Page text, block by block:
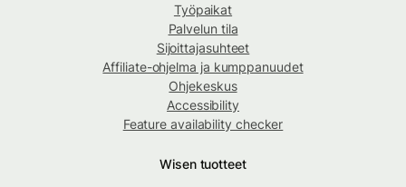
Työpaikat
Palvelun tila
Sijoittajasuhteet
Affiliate-ohjelma ja kumppanuudet
Ohjekeskus
Accessibility
Feature availability checker
Wisen tuotteet